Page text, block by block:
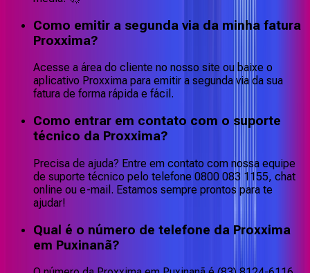
Como emitir a segunda via da minha fatura
Proxxima?
Acesse a área do cliente no nosso site ou baixe o
aplicativo Proxxima para emitir a segunda via da sua
fatura de forma rápida e fácil.
Como entrar em contato com o suporte
técnico da Proxxima?
Precisa de ajuda? Entre em contato com nossa equipe
de suporte técnico pelo telefone 0800 083 1155, chat
online ou e-mail. Estamos sempre prontos para te
ajudar!
Qual é o número de telefone da Proxxima
em Puxinanã?